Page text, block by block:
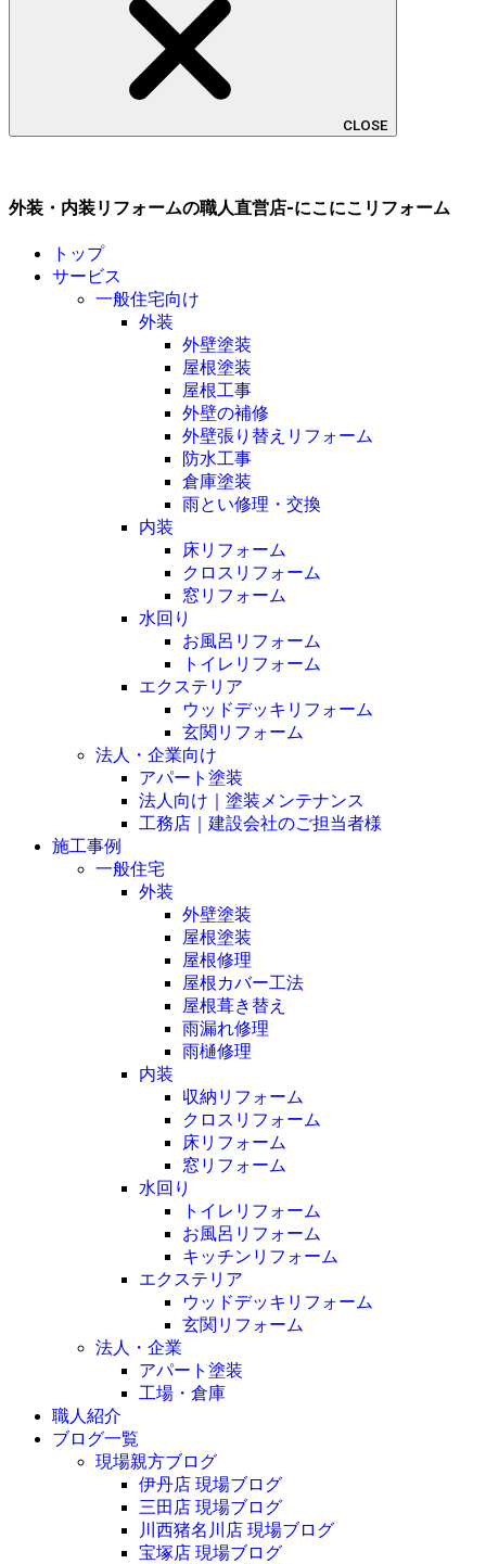
CLOSE
外装・内装リフォームの職人直営店-にこにこリフォーム
トップ
サービス
一般住宅向け
外装
外壁塗装
屋根塗装
屋根工事
外壁の補修
外壁張り替えリフォーム
防水工事
倉庫塗装
雨とい修理・交換
内装
床リフォーム
クロスリフォーム
窓リフォーム
水回り
お風呂リフォーム
トイレリフォーム
エクステリア
ウッドデッキリフォーム
玄関リフォーム
法人・企業向け
アパート塗装
法人向け｜塗装メンテナンス
工務店｜建設会社のご担当者様
施工事例
一般住宅
外装
外壁塗装
屋根塗装
屋根修理
屋根カバー工法
屋根葺き替え
雨漏れ修理
雨樋修理
内装
収納リフォーム
クロスリフォーム
床リフォーム
窓リフォーム
水回り
トイレリフォーム
お風呂リフォーム
キッチンリフォーム
エクステリア
ウッドデッキリフォーム
玄関リフォーム
法人・企業
アパート塗装
工場・倉庫
職人紹介
ブログ一覧
現場親方ブログ
伊丹店 現場ブログ
三田店 現場ブログ
川西猪名川店 現場ブログ
宝塚店 現場ブログ